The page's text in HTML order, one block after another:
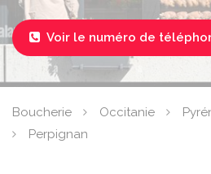
 Voir le numéro de
Boucherie Occitanie
Perpignan